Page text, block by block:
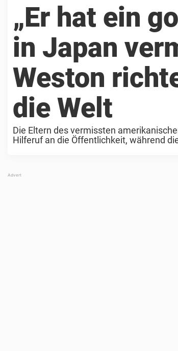
„Er hat ein
in Japan
Weston
die Welt
Die Eltern des vermissten
Hilferuf an die Öffentlichkeit, während